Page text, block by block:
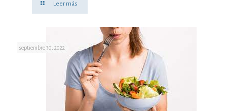
Leer más
septiembre 30, 2022